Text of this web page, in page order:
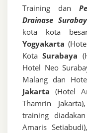
Training dan
Drainase
kota kota
Yogyakarta
KotaSurabaya
Hotel Neo
Malang dan
Jakarta (Hotel
Thamrin
training
Amaris